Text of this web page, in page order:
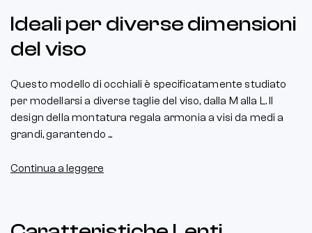
Ideali per diverse dimensioni
del viso
Questo modello di occhiali è specificatamente studiato
per modellarsi a diverse taglie del viso, dalla M alla L. Il
design della montatura regala armonia a visi da medi a
grandi, garantendo ...
Continua a leggere